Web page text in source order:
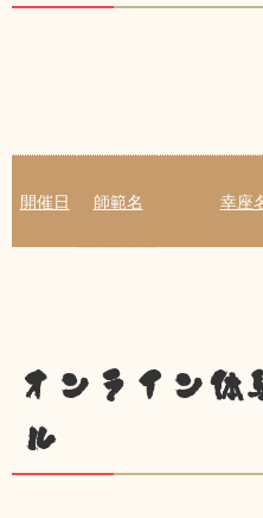
開催日 師範名 幸座
オンライン体
ル